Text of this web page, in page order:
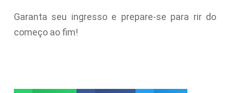
Garanta seu ingresso e prepare-se para rir do
começo ao fim!